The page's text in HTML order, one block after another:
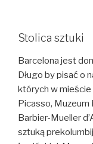
Stolica sztuki
Barcelona jest
Długo by pisać o
których w
Picasso,
Barbier-Mueller
sztuką